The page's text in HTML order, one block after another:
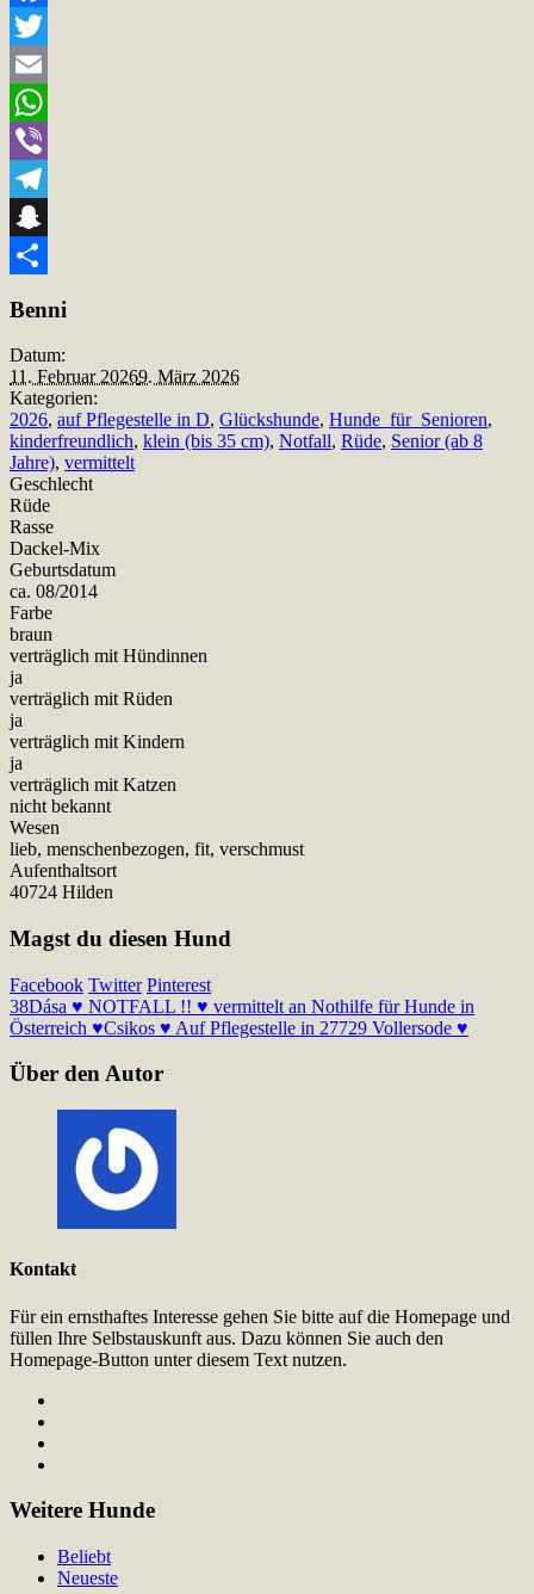
Facebook
Twitter
Email
WhatsApp
Viber
Telegram
Snapchat
Benni
Datum:
11. Februar 20269. März 2026
Kategorien:
2026, auf Pflegestelle in D, Glückshunde, Hunde_für_Senioren,
kinderfreundlich, klein (bis 35 cm), Notfall, Rüde, Senior (ab 8
Jahre), vermittelt
Geschlecht
Rüde
Rasse
Dackel-Mix
Geburtsdatum
ca. 08/2014
Farbe
braun
verträglich mit Hündinnen
ja
verträglich mit Rüden
ja
verträglich mit Kindern
ja
verträglich mit Katzen
nicht bekannt
Wesen
lieb, menschenbezogen, fit, verschmust
Aufenthaltsort
40724 Hilden
Magst du diesen Hund
Facebook Twitter Pinterest
38Dása ♥ NOTFALL !! ♥ vermittelt an Nothilfe für Hunde in
Österreich ♥Csikos ♥ Auf Pflegestelle in 27729 Vollersode ♥
Über den Autor
Kontakt
Für ein ernsthaftes Interesse gehen Sie bitte auf die Homepage und
füllen Ihre Selbstauskunft aus. Dazu können Sie auch den
Homepage-Button unter diesem Text nutzen.
Weitere Hunde
Beliebt
Neueste